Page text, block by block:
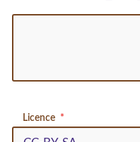
Licence